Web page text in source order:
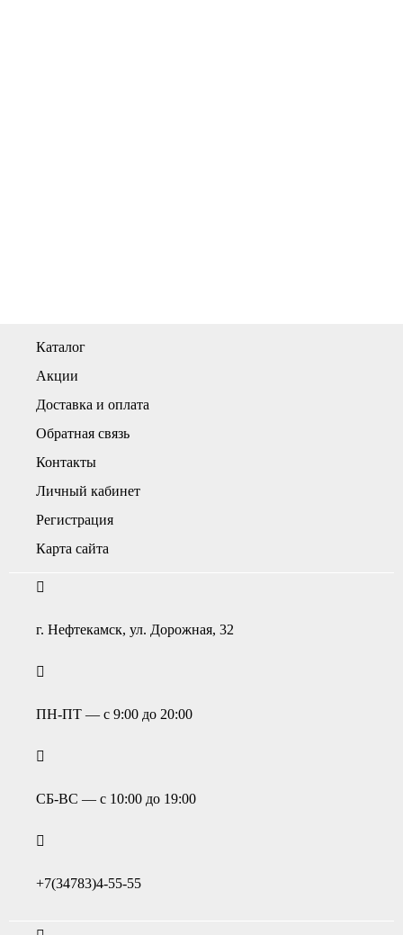
Каталог
Акции
Доставка и оплата
Обратная связь
Контакты
Личный кабинет
Регистрация
Карта сайта
г. Нефтекамск, ул. Дорожная, 32
ПН-ПТ — с 9:00 до 20:00
СБ-ВС — с 10:00 до 19:00
+7(34783)4-55-55